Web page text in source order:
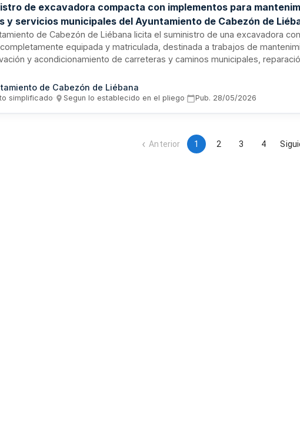
de excavadora compacta con implementos para
y servicios municipales del Ayuntamiento de Cabezón de
de Cabezón de Liébana licita el suministro de una excavadora
equipada y matriculada, destinada a trabajos de
y acondicionamiento de carreteras y caminos municipales,
con transporte incluido, conforme a las características técnicas
de prescripciones técnicas particulares.
de Cabezón de Liébana
simplificado· Segun lo establecido en el pliego· Pub. 28/05/2026
Anterior 1 2 3 4